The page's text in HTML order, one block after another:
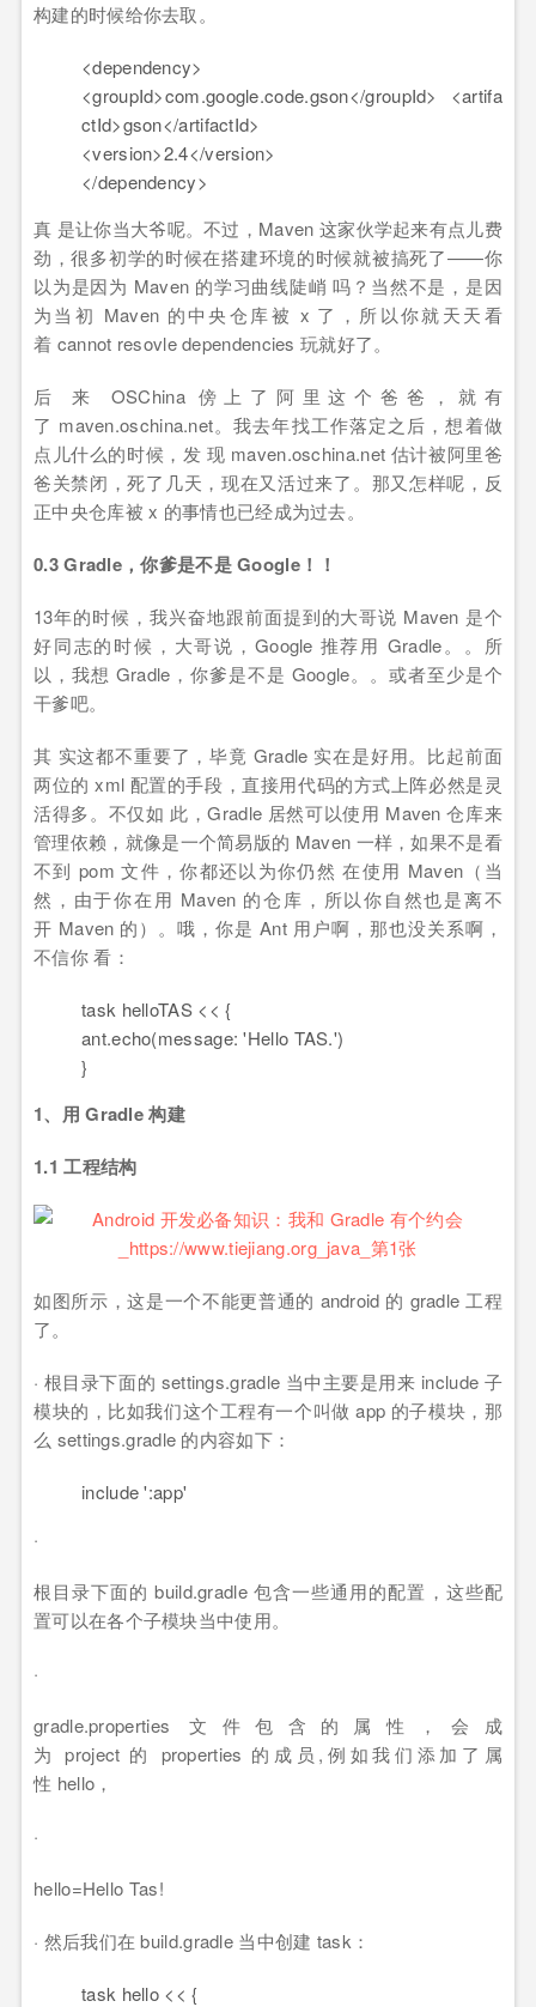
构建的时候给你去取。
<dependency>
<groupId>com.google.code.gson</groupId> <artifa
ctId>gson</artifactId>
<version>2.4</version>
</dependency>
真 是让你当大爷呢。不过，Maven 这家伙学起来有点儿费
劲，很多初学的时候在搭建环境的时候就被搞死了——你
以为是因为 Maven 的学习曲线陡峭 吗？当然不是，是因
为当初 Maven 的中央仓库被 x 了，所以你就天天看
着 cannot resovle dependencies 玩就好了。
后 来 OSChina 傍上了阿里这个爸爸，就有
了 maven.oschina.net。我去年找工作落定之后，想着做
点儿什么的时候，发 现 maven.oschina.net 估计被阿里爸
爸关禁闭，死了几天，现在又活过来了。那又怎样呢，反
正中央仓库被 x 的事情也已经成为过去。
0.3 Gradle，你爹是不是 Google！！
13年的时候，我兴奋地跟前面提到的大哥说 Maven 是个
好同志的时候，大哥说，Google 推荐用 Gradle。。所
以，我想 Gradle，你爹是不是 Google。。或者至少是个
干爹吧。
其 实这都不重要了，毕竟 Gradle 实在是好用。比起前面
两位的 xml 配置的手段，直接用代码的方式上阵必然是灵
活得多。不仅如 此，Gradle 居然可以使用 Maven 仓库来
管理依赖，就像是一个简易版的 Maven 一样，如果不是看
不到 pom 文件，你都还以为你仍然 在使用 Maven（当
然，由于你在用 Maven 的仓库，所以你自然也是离不
开 Maven 的）。哦，你是 Ant 用户啊，那也没关系啊，
不信你 看：
task helloTAS << {
ant.echo(message: 'Hello TAS.')
}
1、用 Gradle 构建
1.1 工程结构
如图所示，这是一个不能更普通的 android 的 gradle 工程
了。
· 根目录下面的 settings.gradle 当中主要是用来 include 子
模块的，比如我们这个工程有一个叫做 app 的子模块，那
么 settings.gradle 的内容如下：
include':app'
·
根目录下面的 build.gradle 包含一些通用的配置，这些配
置可以在各个子模块当中使用。
·
gradle.properties 文件包含的属性，会成
为 project 的 properties 的成员,例如我们添加了属
性 hello，
·
hello=Hello Tas!
· 然后我们在 build.gradle 当中创建 task：
task hello << {